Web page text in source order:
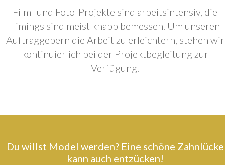
Film- und Foto-Projekte sind arbeitsintensiv, die
Timings sind meist knapp bemessen. Um unseren
Auftraggebern die Arbeit zu erleichtern, stehen wir
kontinuierlich bei der Projektbegleitung zur
Verfügung.
Du willst Model werden? Eine schöne Zahnlücke
kann auch entzücken!